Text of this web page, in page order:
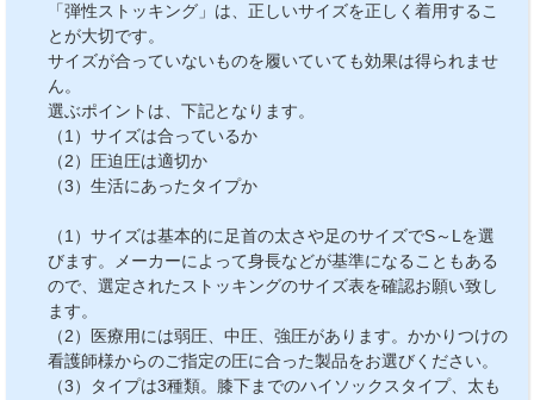
「弾性ストッキング」は、正しいサイズを正しく着用するこ
とが大切です。
サイズが合っていないものを履いていても効果は得られませ
ん。
選ぶポイントは、下記となります。
（1）サイズは合っているか
（2）圧迫圧は適切か
（3）生活にあったタイプか
（1）サイズは基本的に足首の太さや足のサイズでS～Lを選
びます。メーカーによって身長などが基準になることもある
ので、選定されたストッキングのサイズ表を確認お願い致し
ます。
（2）医療用には弱圧、中圧、強圧があります。かかりつけの
看護師様からのご指定の圧に合った製品をお選びください。
（3）タイプは3種類。膝下までのハイソックスタイプ、太も